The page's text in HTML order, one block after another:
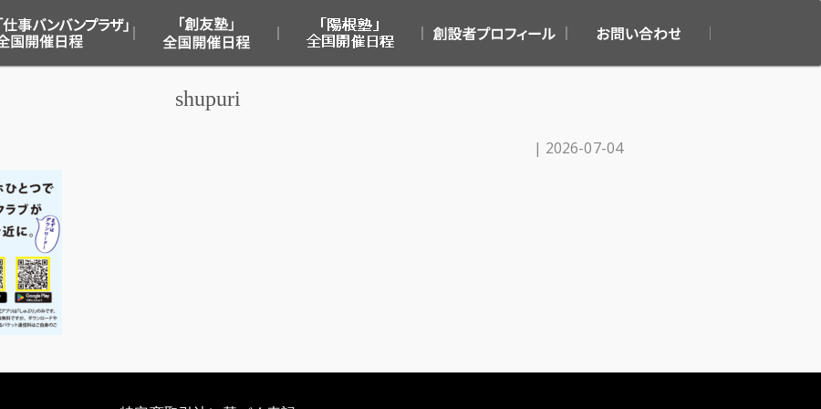
「仕事バンバンプラザ」
全国開催日程
「創友塾」全国開催日程 「陽根塾」全国開催日程
ール
shupuri
| 2026-07-04